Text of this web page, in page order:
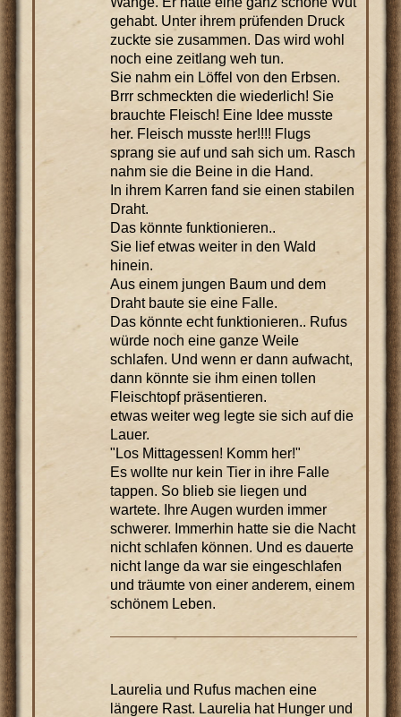
gehabt. Unter ihrem prüfenden Druck
zuckte sie zusammen. Das wird wohl
noch eine zeitlang weh tun.
Sie nahm ein Löffel von den Erbsen.
Brrr schmeckten die wiederlich! Sie
brauchte Fleisch! Eine Idee musste
her. Fleisch musste her!!!! Flugs
sprang sie auf und sah sich um. Rasch
nahm sie die Beine in die Hand.
In ihrem Karren fand sie einen stabilen
Draht.
Das könnte funktionieren..
Sie lief etwas weiter in den Wald
hinein.
Aus einem jungen Baum und dem
Draht baute sie eine Falle.
Das könnte echt funktionieren.. Rufus
würde noch eine ganze Weile
schlafen. Und wenn er dann aufwacht,
dann könnte sie ihm einen tollen
Fleischtopf präsentieren.
etwas weiter weg legte sie sich auf die
Lauer.
"Los Mittagessen! Komm her!"
Es wollte nur kein Tier in ihre Falle
tappen. So blieb sie liegen und
wartete. Ihre Augen wurden immer
schwerer. Immerhin hatte sie die Nacht
nicht schlafen können. Und es dauerte
nicht lange da war sie eingeschlafen
und träumte von einer anderem, einem
schönem Leben.
Laurelia und Rufus machen eine
längere Rast. Laurelia hat Hunger und